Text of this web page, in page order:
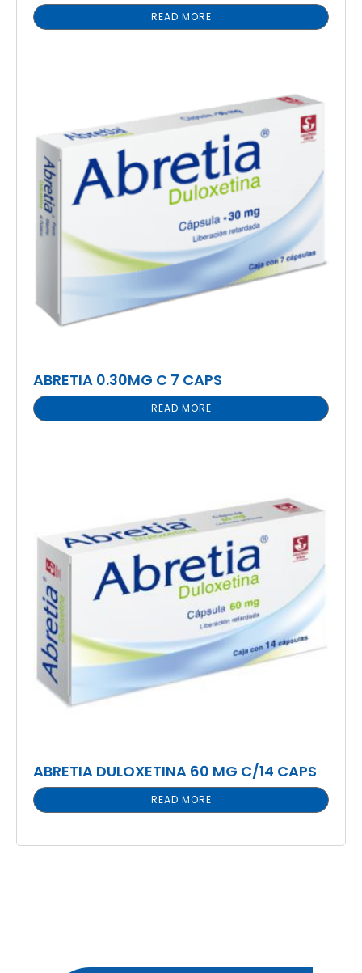
READ MORE
ABRETIA 0.30MG C 7 CAPS
READ MORE
ABRETIA DULOXETINA 60 MG C/14 CAPS
READ MORE